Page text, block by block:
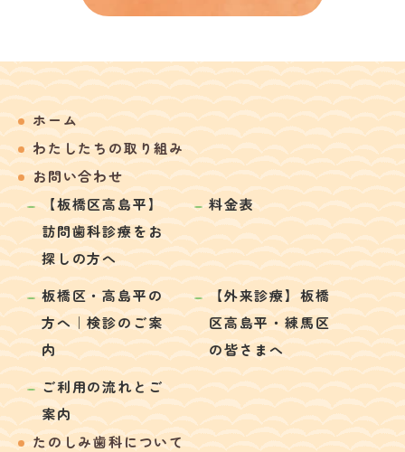
ホーム
わたしたちの取り組み
お問い合わせ
【板橋区高島平】
訪問歯科診療をお
探しの方へ
料金表
板橋区・高島平の
方へ｜検診のご案
内
【外来診療】板橋
区高島平・練馬区
の皆さまへ
ご利用の流れとご
案内
たのしみ歯科について